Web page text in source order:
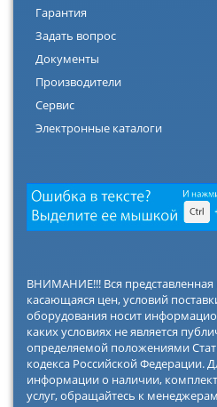
Гарантия
Задать вопрос
Документы
Производители
Сервис
Электронные каталоги
ВНИМАНИЕ!!! Вся
касающаяся цен, условий
оборудования носит
каких условиях не является
определяемой положениями
кодекса Российской Федерации.
информации о наличии,
услуг, обращайтесь к